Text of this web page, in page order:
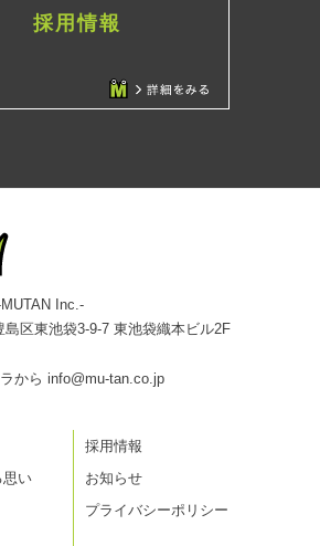
採用情報
Inc.-
島区東池袋3-9-7 東池袋織本ビル2F
ラからinfo@mu-tan.co.jp
思い
採用情報
お知らせ
プライバシーポリシー